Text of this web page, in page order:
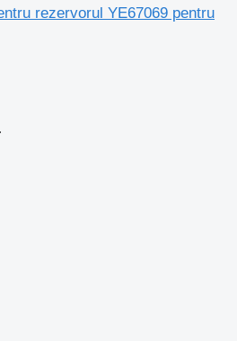
rezervorul YE67069 pentru